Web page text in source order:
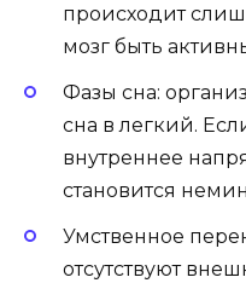
происходит
мозг быть
Фазы сна:
сна в легкий.
внутреннее
становится
Умственное
отсутствуют